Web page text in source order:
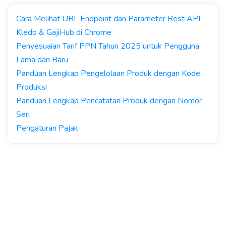
Cara Melihat URL Endpoint dan Parameter Rest API
Kledo & GajiHub di Chrome
Penyesuaian Tarif PPN Tahun 2025 untuk Pengguna
Lama dan Baru
Panduan Lengkap Pengelolaan Produk dengan Kode
Produksi
Panduan Lengkap Pencatatan Produk dengan Nomor
Seri
Pengaturan Pajak